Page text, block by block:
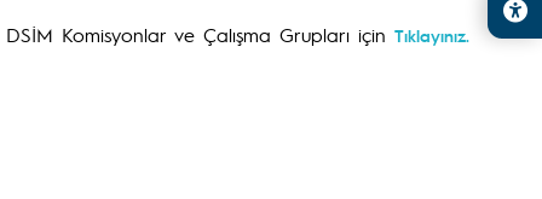
DSİM Komisyonlar ve Çalışma Grupları için Tıklayınız.